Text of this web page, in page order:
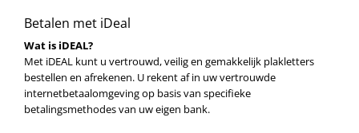
Betalen met iDeal
Wat is iDEAL?
Met iDEAL kunt u vertrouwd, veilig en gemakkelijk plakletters
bestellen en afrekenen. U rekent af in uw vertrouwde
internetbetaalomgeving op basis van specifieke
betalingsmethodes van uw eigen bank.